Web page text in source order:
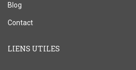
Blog
Contact
LIENS UTILES